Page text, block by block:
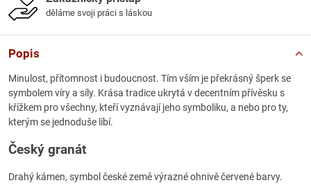
děláme svoji práci s láskou
Popis
Minulost, přítomnost i budoucnost. Tím vším je překrásný šperk se
symbolem víry a síly. Krása tradice ukrytá v decentním přívěsku s
křížkem pro všechny, kteří vyznávají jeho symboliku, a nebo pro ty,
kterým se jednoduše líbí.
Český granát
Drahý kámen, symbol české země výrazné ohnivě červené barvy.